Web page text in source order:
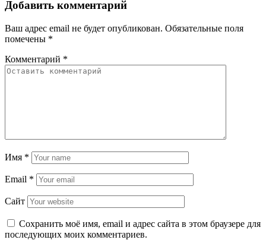
Добавить комментарий
Ваш адрес email не будет опубликован. Обязательные поля
помечены *
Комментарий *
Имя *
Email *
Сайт
Сохранить моё имя, email и адрес сайта в этом браузере для
последующих моих комментариев.